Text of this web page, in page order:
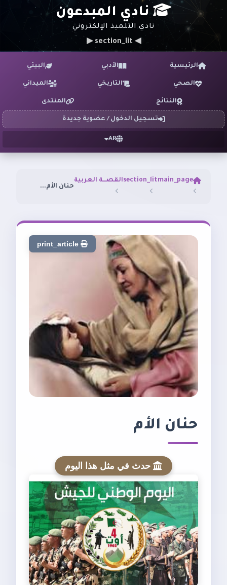
نادي المبدعون
نادي التلميذ الإلكتروني
◀ section_lit ▶
الرئيسية الأدبي البيئي
الصحي التاريخي الميداني
النتائج المنتدى
تسجيل الدخول / عضوية جديدة
AR
main_page
section_litالقصـــة العربية
حنان الأم...
حنان الأم
حدث في مثل هذا اليوم